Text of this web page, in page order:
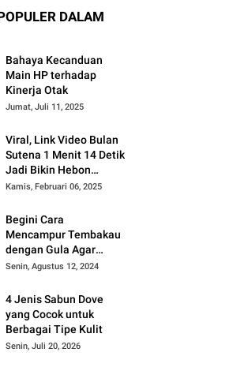
DALAM
Bahaya Kecanduan
Main HP terhadap
Kinerja Otak
Jumat, Juli 11, 2025
Viral, Link Video Bulan
Sutena 1 Menit 14 Detik
Jadi Bikin Hebon
Netizen, Banyak yang
Kamis, Februari 06, 2025
Begini Cara
Mencampur Tembakau
dengan Gula Agar
Timbul Aroma dan
Senin, Agustus 12, 2024
4 Jenis Sabun Dove
yang Cocok untuk
Berbagai Tipe Kulit
Senin, Juli 20, 2026